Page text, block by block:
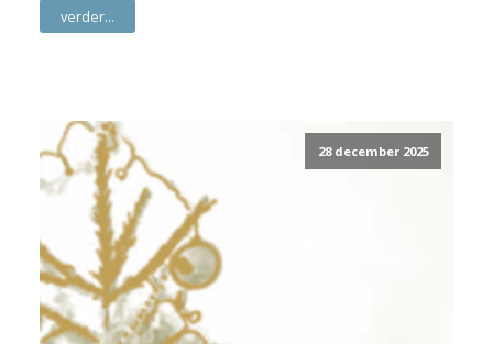
verder...
28 december 2025